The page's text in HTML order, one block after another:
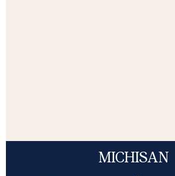
MICHISAN